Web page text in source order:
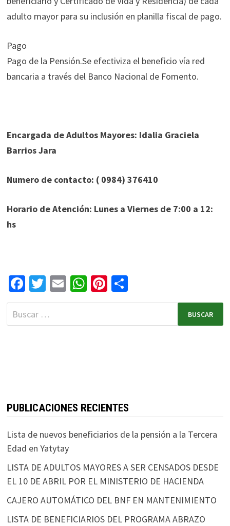
adulto mayor para su inclusión en planilla fiscal de pago.
Pago
Pago de la Pensión.Se efectiviza el beneficio vía red
bancaria a través del Banco Nacional de Fomento.
Encargada de Adultos Mayores: Idalia Graciela
Barrios Jara
Numero de contacto: ( 0984) 376410
Horario de Atención: Lunes a Viernes de 7:00 a 12:
hs
Fa
ce
b
T
wi
tt
E
m
W
h
Pi
nt
C
o
PUBLICACIONES RECIENTES
Lista de nuevos beneficiarios de la pensión a la Tercera
Edad en Yatytay
LISTA DE ADULTOS MAYORES A SER CENSADOS DESDE
EL 10 DE ABRIL POR EL MINISTERIO DE HACIENDA
CAJERO AUTOMÁTICO DEL BNF EN MANTENIMIENTO
LISTA DE BENEFICIARIOS DEL PROGRAMA ABRAZO